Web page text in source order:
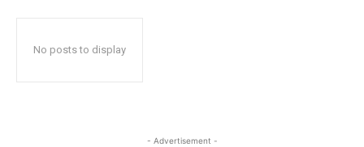
No posts to display
- Advertisement -